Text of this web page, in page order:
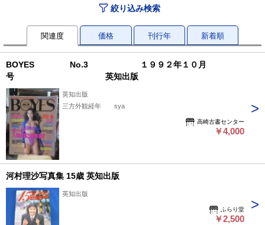
絞り込み検索
関連度 価格 刊行年 新着順
BOYES No.3 １９９２年１０月
号 英知出版
英知出版
三方外観経年 sya
高崎古書センター
￥4,000
河村理沙写真集 15歳 英知出版
英知出版
ふらり堂
￥2,500